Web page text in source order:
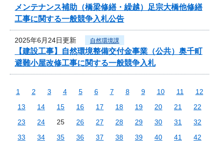
メンテナンス補助（橋梁修繕・繰越）足宗大橋他修繕
工事に関する一般競争入札公告
2025年6月24日更新 自然環境課
【建設工事】自然環境整備交付金事業（公共）奥千町
避難小屋改修工事に関する一般競争入札
1 2 3 4 5 6 7 8 9 10 11
12
13
14 15 16 17 18 19 20 21
22
23
24 25 26 27 28 29 30 31
32
33
34 35 36 37 38 39 40 41
42